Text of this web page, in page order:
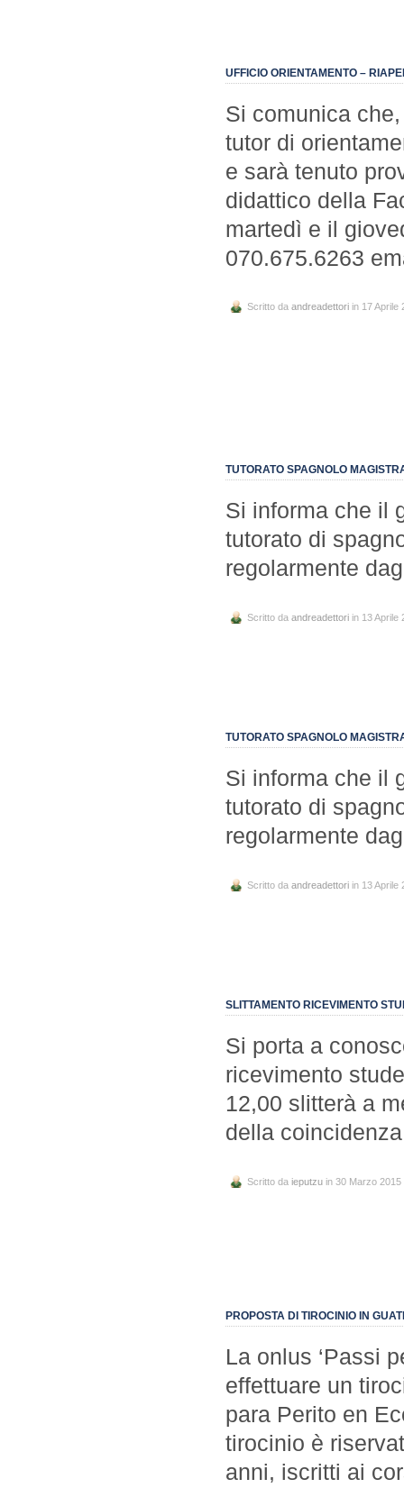
UFFICIO ORIENTAMENTO –
Si comunica
tutor di
e sarà tenuto
didattico della
martedì e il
070.675.6263
Scritto da andreadettori in 17 Aprile
TUTORATO SPAGNOLO
Si informa che il
tutorato di
regolarmente
Scritto da andreadettori in 13 Aprile
TUTORATO SPAGNOLO
Si informa che il
tutorato di
regolarmente
Scritto da andreadettori in 13 Aprile
SLITTAMENTO RICEVIMENTO
Si porta a
ricevimento
12,00 slitterà a
della
Scritto da ieputzu in 30 Marzo 2015
PROPOSTA DI TIROCINIO IN
La onlus ‘Passi
effettuare un
para Perito en
tirocinio è
anni, iscritti ai